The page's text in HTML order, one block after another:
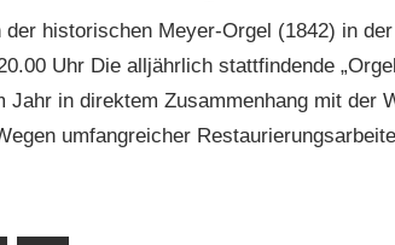
historischen Meyer-Orgel (1842) in
Uhr Die alljährlich stattfindende
Jahr in direktem Zusammenhang mit der
umfangreicher